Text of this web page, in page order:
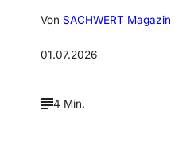
Von SACHWERT Magazin
01.07.2026
4 Min.